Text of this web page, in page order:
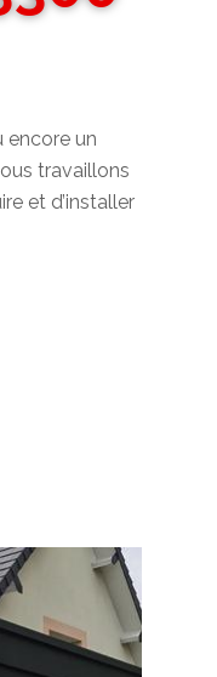
encore un
travaillons
et d’installer